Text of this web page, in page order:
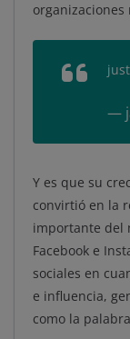
—
Y es que su
convirtió en la
importante del
Facebook e
sociales en
e influencia,
como la palabra